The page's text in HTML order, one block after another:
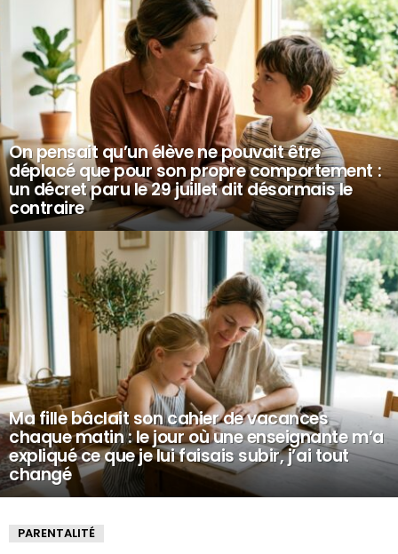
On pensait qu’un élève ne pouvait être
déplacé que pour son propre comportement :
un décret paru le 29 juillet dit désormais le
contraire
Ma fille bâclait son cahier de vacances
chaque matin : le jour où une enseignante m’a
expliqué ce que je lui faisais subir, j’ai tout
changé
PARENTALITÉ